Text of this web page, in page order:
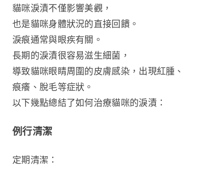
貓咪淚漬不僅影響美觀，
也是貓咪身體狀況的直接回饋。
淚痕通常與眼疾有關。
長期的淚漬很容易滋生細菌，
導致貓咪眼睛周圍的皮膚感染，出現紅腫、
痕癢、脫毛等症狀。
以下幾點總結了如何治療貓咪的淚漬：
例行清潔
定期清潔：